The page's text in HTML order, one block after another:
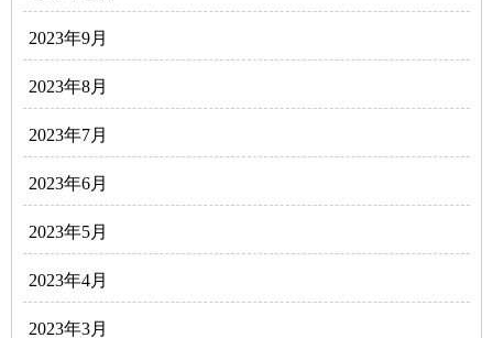
2023年9月
2023年8月
2023年7月
2023年6月
2023年5月
2023年4月
2023年3月